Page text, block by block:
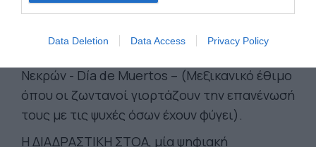
Data Deletion Data Access Privacy Policy
Ο ΒΩΜΟΣ, γεμάτος συμβολισμούς,
αφιερωμένος στην Κάλο σου ψιθυρίζει
Νεκρών - Día de Muertos – (Μεξικανικό έθιμο
όπου οι ζωντανοί γιορτάζουν την επανένωσή
τους με τις ψυχές όσων έχουν φύγει).
Η ΔΙΑΔΡΑΣΤΙΚΗ ΣΤΟΑ, μία ψηφιακή